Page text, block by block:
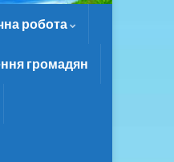
робота
громадян